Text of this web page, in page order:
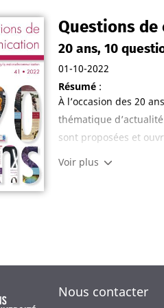
Questions de
20 ans, 10
01-10-2022
Résumé:
À l’occasion des 20
thématique
sont proposées et
Transversale et
Voir plus
Nous contacter